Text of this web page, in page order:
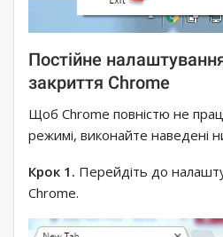
Постійне
закриття Chrome
Щоб Chrome повністю не
режимі, виконайте наведені
Крок 1. Перейдіть до
Chrome.